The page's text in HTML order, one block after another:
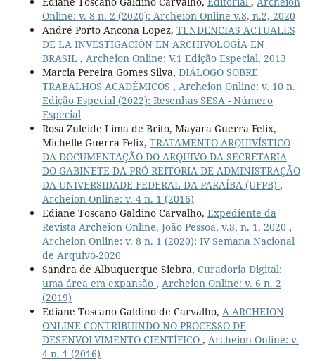
Online: v. 8 n. 2 (2020): Archeion Online v.8, n.2, 2020
André Porto Ancona Lopez, TENDENCIAS ACTUALES
DE LA INVESTIGACIÓN EN ARCHIVOLOGÍA EN
BRASIL , Archeion Online: V.1 Edição Especial, 2013
Marcia Pereira Gomes Silva, DIÁLOGO SOBRE
TRABALHOS ACADÊMICOS , Archeion Online: v. 10 n.
Edição Especial (2022): Resenhas SESA - Número
Especial
Rosa Zuleide Lima de Brito, Mayara Guerra Felix,
Michelle Guerra Felix, TRATAMENTO ARQUIVÍSTICO
DA DOCUMENTAÇÃO DO ARQUIVO DA SECRETARIA
DO GABINETE DA PRÓ-REITORIA DE ADMINISTRAÇÃO
DA UNIVERSIDADE FEDERAL DA PARAÍBA (UFPB) ,
Archeion Online: v. 4 n. 1 (2016)
Ediane Toscano Galdino Carvalho, Expediente da
Revista Archeion Online, João Pessoa, v.8, n. 1, 2020 ,
Archeion Online: v. 8 n. 1 (2020): IV Semana Nacional
de Arquivo-2020
Sandra de Albuquerque Siebra, Curadoria Digital:
uma área em expansão , Archeion Online: v. 6 n. 2
(2019)
Ediane Toscano Galdino de Carvalho, A ARCHEION
ONLINE CONTRIBUINDO NO PROCESSO DE
DESENVOLVIMENTO CIENTÍFICO , Archeion Online: v.
4 n. 1 (2016)